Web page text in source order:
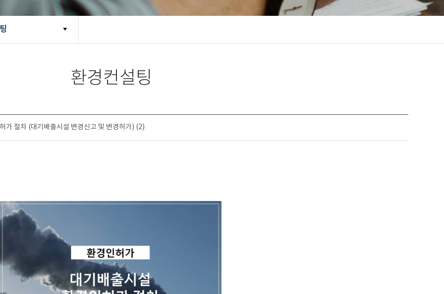
환경컨설팅
가 절차 (대기배출시설 변경신고 및 변경허가) (2)